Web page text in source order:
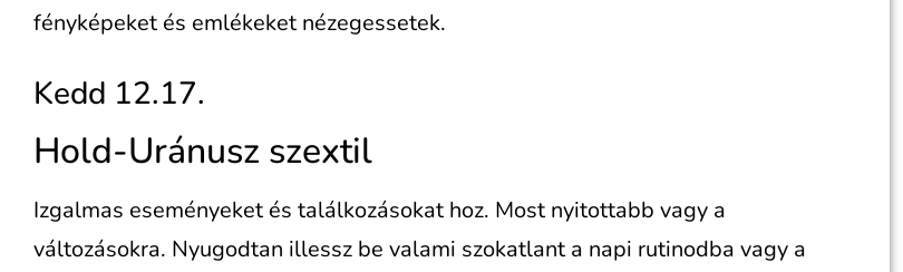
fényképeket és emlékeket nézegessetek.
Kedd 12.17.
Hold-Uránusz szextil
Izgalmas eseményeket és találkozásokat hoz. Most nyitottabb vagy a
változásokra. Nyugodtan illessz be valami szokatlant a napi rutinodba vagy a